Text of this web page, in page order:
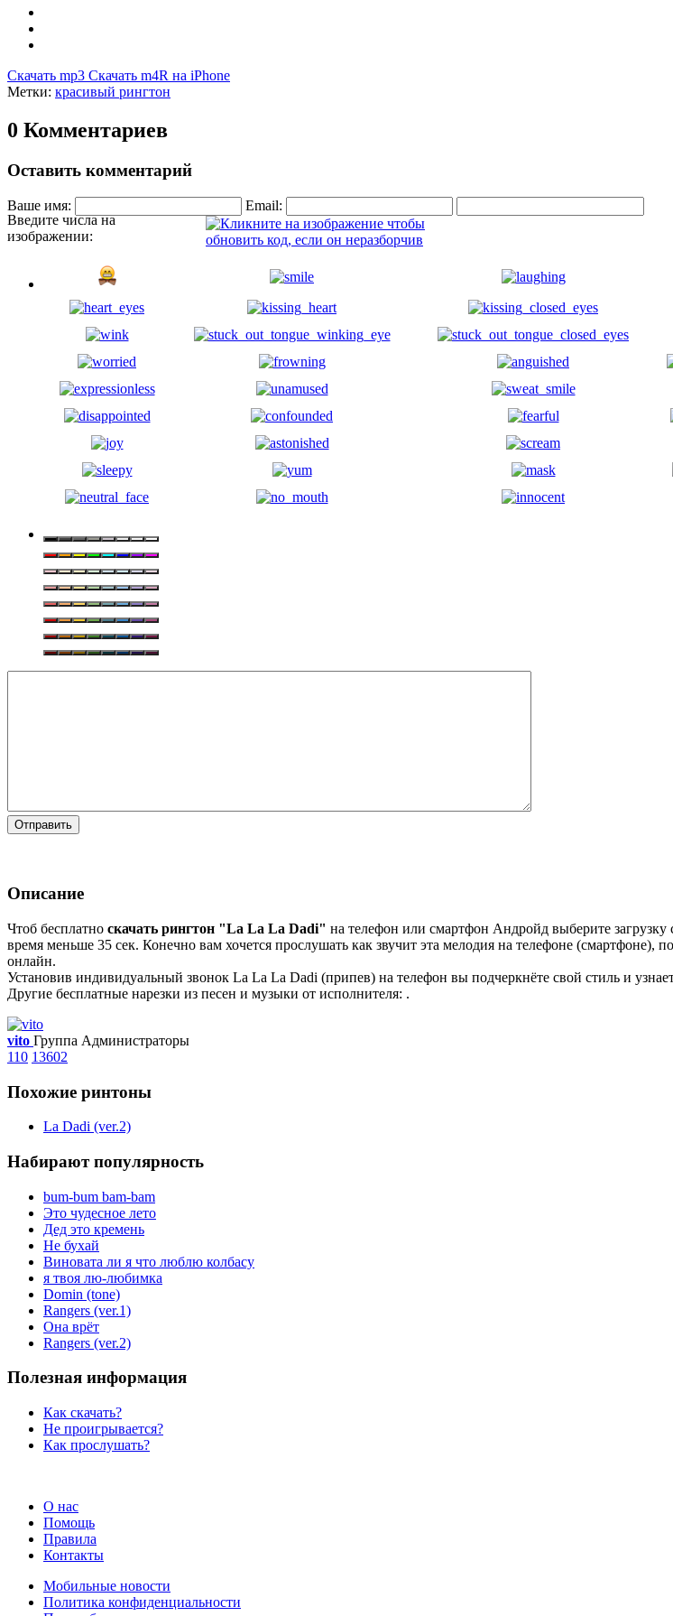
Скачать mp3 Скачать m4R на iPhone
Метки: красивый рингтон
0 Комментариев
Оставить комментарий
Ваше имя:
Email:
Введите числа на
изображении:
Отправить
Описание
Чтоб бесплатно скачать рингтон "La La La Dadi" на телефон или смартфон Андройд выберите
время меньше 35 сек. Конечно вам хочется прослушать как звучит эта мелодия на телефоне
онлайн.
Установив индивидуальный звонок La La La Dadi (припев) на телефон вы подчеркнёте свой стиль и
Другие бесплатные нарезки из песен и музыки от исполнителя: .
vito Группа Администраторы
110 13602
Похожие ринтоны
La Dadi (ver.2)
Набирают популярность
bum-bum bam-bam
Это чудесное лето
Дед это кремень
Не бухай
Виновата ли я что люблю колбасу
я твоя лю-любимка
Domin (tone)
Rangers (ver.1)
Она врёт
Rangers (ver.2)
Полезная информация
Как скачать?
Не проигрывается?
Как прослушать?
О нас
Помощь
Правила
Контакты
Мобильные новости
Политика конфиденциальности